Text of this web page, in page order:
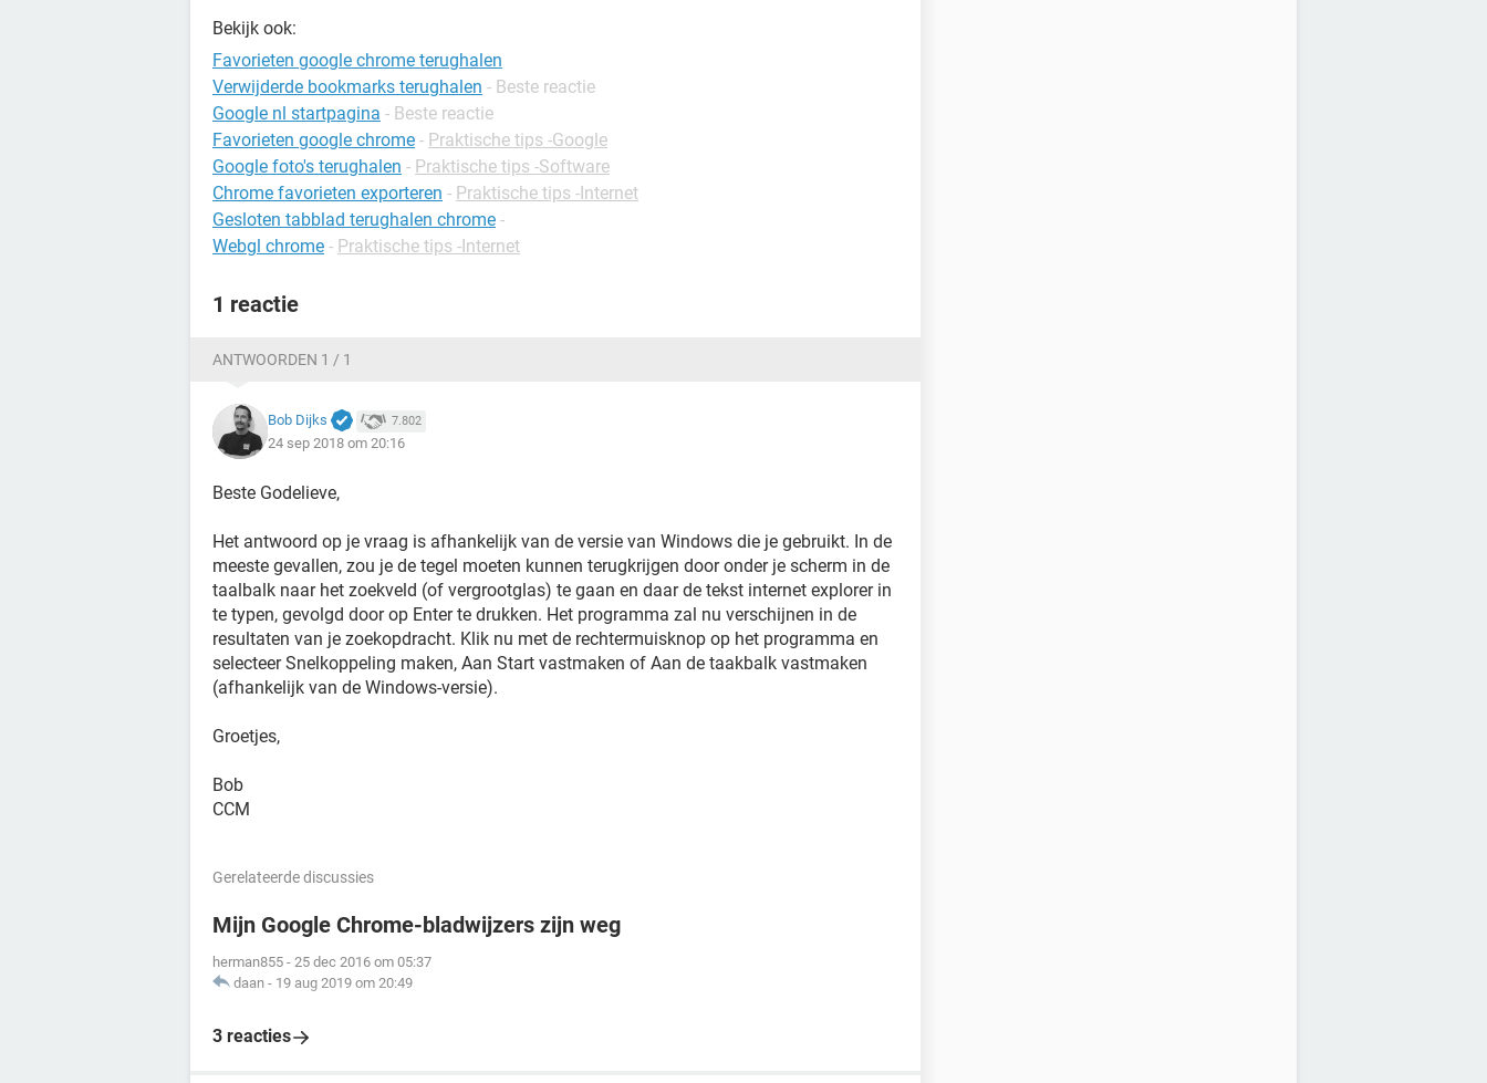
Bekijk ook:
Favorieten google chrome terughalen
Verwijderde bookmarks terughalen - Beste reactie
Google nl startpagina - Beste reactie
Favorieten google chrome - Praktische tips -Google
Google foto's terughalen - Praktische tips -Software
Chrome favorieten exporteren - Praktische tips -Internet
Gesloten tabblad terughalen chrome -
Webgl chrome - Praktische tips -Internet
1 reactie
ANTWOORDEN 1 / 1
Bob Dijks 7.802
24 sep 2018 om 20:16
Beste Godelieve,
Het antwoord op je vraag is afhankelijk van de versie van Windows die je gebruikt. In de
meeste gevallen, zou je de tegel moeten kunnen terugkrijgen door onder je scherm in de
taalbalk naar het zoekveld (of vergrootglas) te gaan en daar de tekst internet explorer in
te typen, gevolgd door op Enter te drukken. Het programma zal nu verschijnen in de
resultaten van je zoekopdracht. Klik nu met de rechtermuisknop op het programma en
selecteer Snelkoppeling maken, Aan Start vastmaken of Aan de taakbalk vastmaken
(afhankelijk van de Windows-versie).
Groetjes,
Bob
CCM
Gerelateerde discussies
Mijn Google Chrome-bladwijzers zijn weg
herman855 - 25 dec 2016 om 05:37
daan - 19 aug 2019 om 20:49
3 reacties